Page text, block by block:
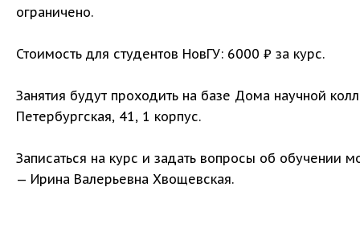
ограничено.
Стоимость для студентов НовГУ: 6000 ₽ за курс.
Занятия будут проходить на базе Дома научной
Петербургская, 41, 1 корпус.
Записаться на курс и задать вопросы об обучении
— Ирина Валерьевна Хвощевская.